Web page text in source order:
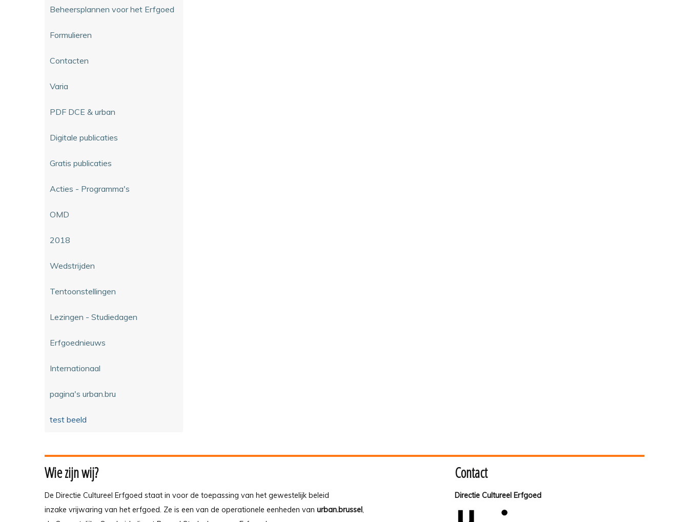
Beheersplannen voor het Erfgoed
Formulieren
Contacten
Varia
PDF DCE & urban
Digitale publicaties
Gratis publicaties
Acties - Programma's
OMD
2018
Wedstrijden
Tentoonstellingen
Lezingen - Studiedagen
Erfgoednieuws
Internationaal
pagina's urban.bru
test beeld
Wie zijn wij?
De Directie Cultureel Erfgoed staat in voor de toepassing van het gewestelijk beleid
inzake vrijwaring van het erfgoed. Ze is een van de operationele eenheden van urban.brussel,
Contact
Directie Cultureel Erfgoed